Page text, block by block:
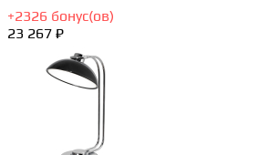
+2326 бонус(ов)
23 267 ₽